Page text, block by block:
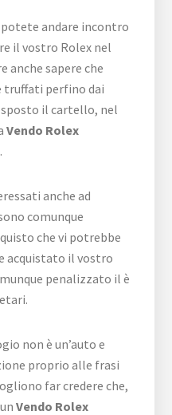
andare incontro
il vostro Rolex nel
anche sapere che
truffati perfino dai
il cartello, nel
Vendo Rolex
.
anche ad
comunque
che vi potrebbe
acquistato il vostro
penalizzato il è
non è un’auto e
proprio alle frasi
far credere che,
Vendo Rolex